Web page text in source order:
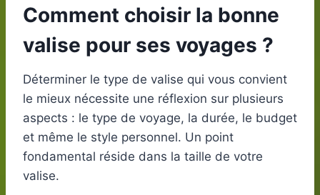
Comment choisir la bonne
valise pour ses voyages ?
Déterminer le type de valise qui vous convient
le mieux nécessite une réflexion sur plusieurs
aspects : le type de voyage, la durée, le budget
et même le style personnel. Un point
fondamental réside dans la taille de votre
valise.